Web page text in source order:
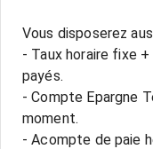
Vous disposerez
- Taux horaire fixe
payés.
- Compte Epargne
moment.
- Acompte de paie